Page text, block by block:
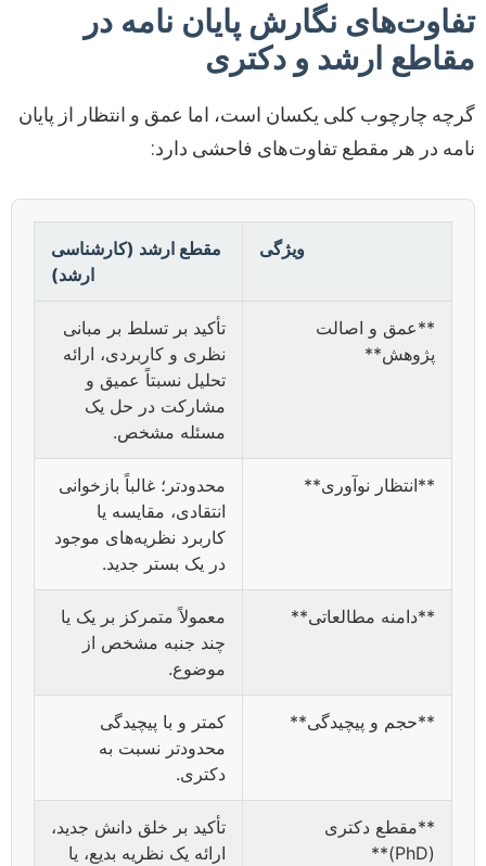
تفاوت‌های نگارش پایان نامه در
مقاطع ارشد و دکتری
گرچه چارچوب کلی یکسان است، اما عمق و انتظار از پایان
نامه در هر مقطع تفاوت‌های فاحشی دارد:
ویژگی
مقطع ارشد (کارشناسی
ارشد)
**عمق و اصالت
پژوهش**
تأکید بر تسلط بر مبانی
نظری و کاربردی، ارائه
تحلیل نسبتاً عمیق و
مشارکت در حل یک
مسئله مشخص.
**انتظار نوآوری**
محدودتر؛ غالباً بازخوانی
انتقادی، مقایسه یا
کاربرد نظریه‌های موجود
در یک بستر جدید.
**دامنه مطالعاتی**
معمولاً متمرکز بر یک یا
چند جنبه مشخص از
موضوع.
**حجم و پیچیدگی**
کمتر و با پیچیدگی
محدودتر نسبت به
دکتری.
**مقطع دکتری
(PhD)**
تأکید بر خلق دانش جدید،
ارائه یک نظریه بدیع، یا